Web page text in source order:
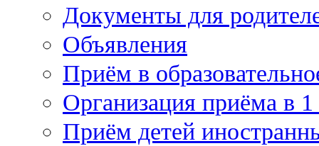
Документы для
Объявления
Приём в
Организация приёма в
Приём детей